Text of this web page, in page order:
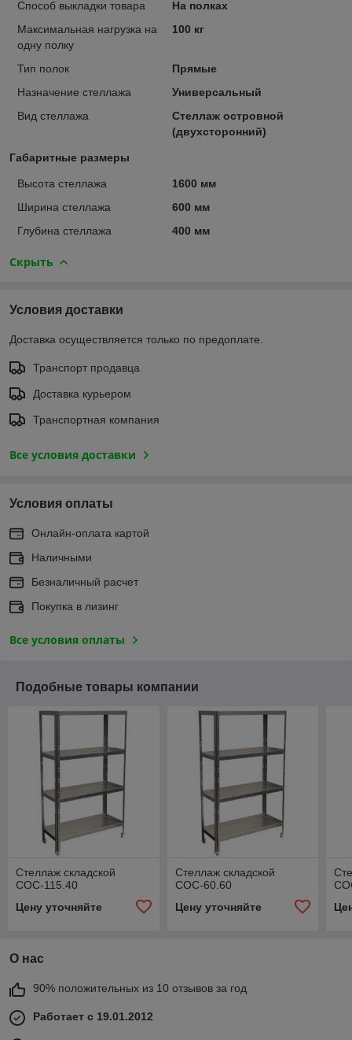
Способ выкладки товара
На полках
Максимальная нагрузка на
одну полку
100 кг
Тип полок
Прямые
Назначение стеллажа
Универсальный
Вид стеллажа
Стеллаж островной
(двухсторонний)
Габаритные размеры
Высота стеллажа
1600 мм
Ширина стеллажа
600 мм
Глубина стеллажа
400 мм
Скрыть
Условия доставки
Доставка осуществляется только по предоплате.
Транспорт продавца
Доставка курьером
Транспортная компания
Все условия доставки
Условия оплаты
Онлайн-оплата картой
Наличными
Безналичный расчет
Покупка в лизинг
Все условия оплаты
Подобные товары компании
Стеллаж складской
СОС-115.40
Цену уточняйте
Стеллаж складской
СОС-60.60
Цену уточняйте
О нас
90% положительных из 10 отзывов за год
Работает с 19.01.2012